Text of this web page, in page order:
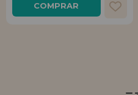
COMPRAR